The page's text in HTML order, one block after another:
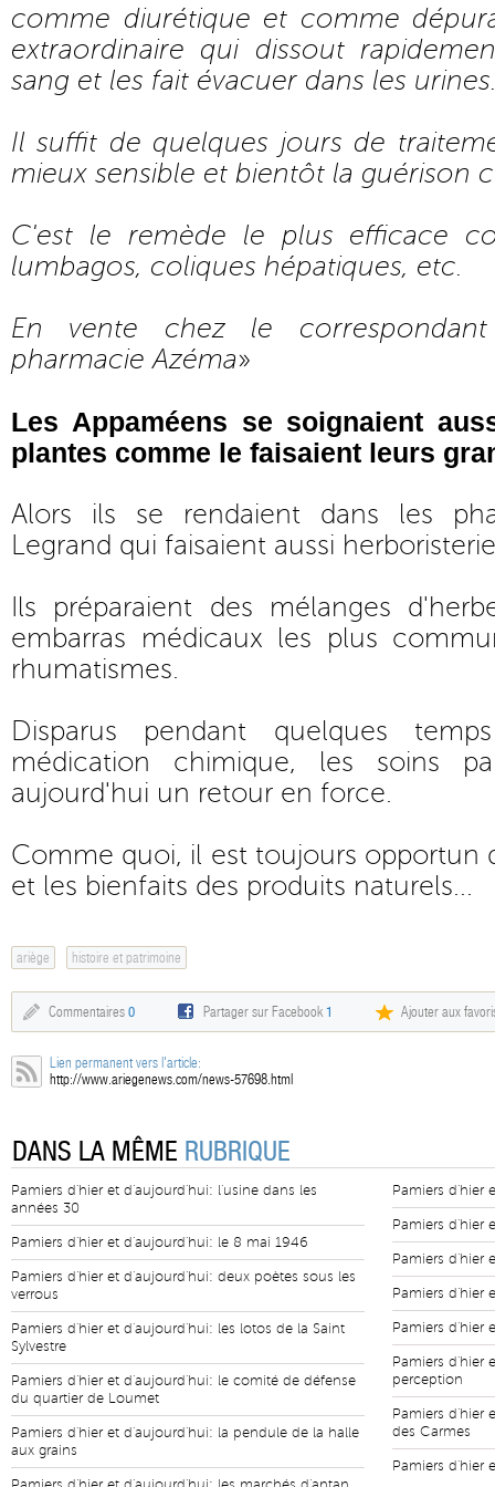
comme diurétique et comme
extraordinaire qui dissout
sang et les fait évacuer dans les
Il suffit de quelques jours de
mieux sensible et bientôt la guérison
C'est le remède le plus efficace
lumbagos, coliques hépatiques, etc.
En vente chez le
pharmacie Azéma»
Les Appaméens se soignaient
plantes comme le faisaient leurs
Alors ils se rendaient dans les
Legrand qui faisaient aussi
Ils préparaient des mélanges
embarras médicaux les plus
rhumatismes.
Disparus pendant quelques
médication chimique, les soins
aujourd'hui un retour en force.
Comme quoi, il est toujours opportun
et les bienfaits des produits naturels...
ariège histoire et patrimoine
Commentaires 0 Partager sur Facebook1 Ajouter aux
Lien permanent vers l'article:
http://www.ariegenews.com/news-57698.html
DANS LA MÊME RUBRIQUE
Pamiers d'hier et d'aujourd'hui: l'usine dans les
années 30
Pamiers d'hier et d'aujourd'hui: le 8 mai 1946
Pamiers d'hier et d'aujourd'hui: deux poètes sous les
verrous
Pamiers d'hier et d'aujourd'hui: les lotos de la Saint
Sylvestre
Pamiers d'hier et d'aujourd'hui: le comité de défense
du quartier de Loumet
Pamiers d'hier et d'aujourd'hui: la pendule de la halle
aux grains
Pamiers d'hier
Pamiers d'hier
Pamiers d'hier
Pamiers d'hier
Pamiers d'hier
Pamiers d'hier
perception
Pamiers d'hier
des Carmes
Pamiers d'hier